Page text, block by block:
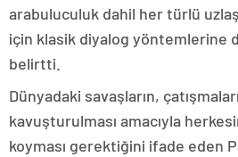
arabuluculuk dahil her türlü
için klasik diyalog yöntemlerine
belirtti.
Dünyadaki savaşların,
kavuşturulması amacıyla
koyması gerektiğini ifade eden